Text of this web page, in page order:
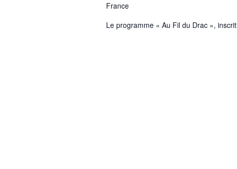
France
Le programme « Au Fil du Drac »,